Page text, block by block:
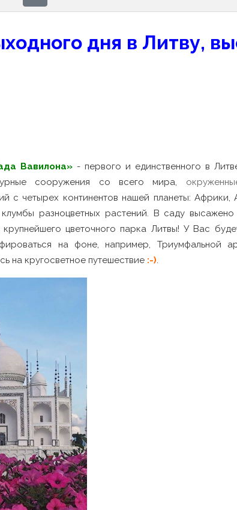
дня в Литву,
Вавилона» - первого и единственного в
сооружения со всего мира,
с четырех континентов нашей планеты: Африки,
разноцветных растений. В саду
цветочного парка Литвы! У Вас
на фоне, например, Триумфальной
на кругосветное путешествие :-).